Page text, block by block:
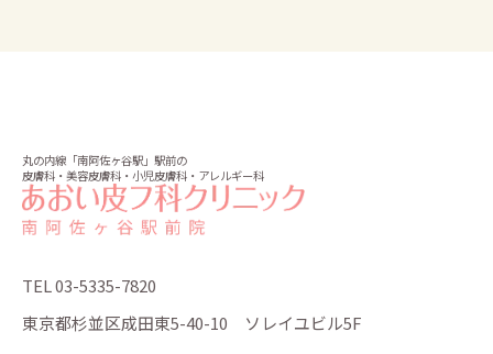
丸の内線「南阿佐ヶ谷駅」駅前の
皮膚科・美容皮膚科・小児皮膚科・アレルギー科
TEL 03-5335-7820
東京都杉並区成田東5-40-10 ソレイユビル5F